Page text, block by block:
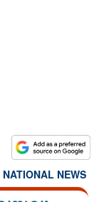
NATIONAL NEWS